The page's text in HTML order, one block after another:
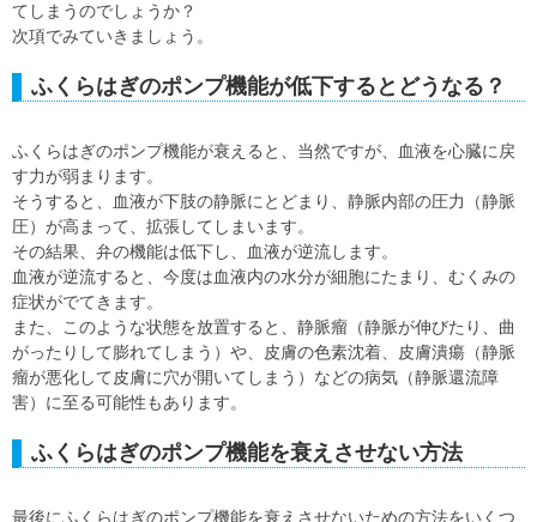
てしまうのでしょうか？
次項でみていきましょう。
ふくらはぎのポンプ機能が低下するとどうなる？
ふくらはぎのポンプ機能が衰えると、当然ですが、血液を心臓に戻
す力が弱まります。
そうすると、血液が下肢の静脈にとどまり、静脈内部の圧力（静脈
圧）が高まって、拡張してしまいます。
その結果、弁の機能は低下し、血液が逆流します。
血液が逆流すると、今度は血液内の水分が細胞にたまり、むくみの
症状がでてきます。
また、このような状態を放置すると、静脈瘤（静脈が伸びたり、曲
がったりして膨れてしまう）や、皮膚の色素沈着、皮膚潰瘍（静脈
瘤が悪化して皮膚に穴が開いてしまう）などの病気（静脈還流障
害）に至る可能性もあります。
ふくらはぎのポンプ機能を衰えさせない方法
最後にふくらはぎのポンプ機能を衰えさせないための方法をいくつ